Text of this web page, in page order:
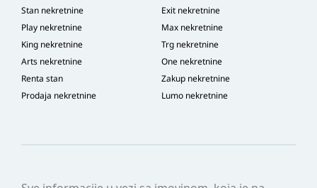
Stan nekretnine
Exit nekretnine
Play nekretnine
Max nekretnine
King nekretnine
Trg nekretnine
Arts nekretnine
One nekretnine
Renta stan
Zakup nekretnine
Prodaja nekretnine
Lumo nekretnine